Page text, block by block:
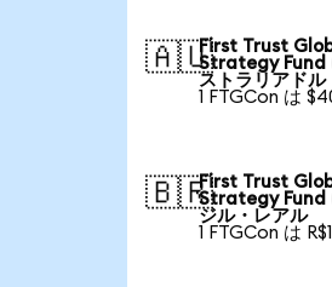
🇦🇺First Trust
Strategy Fund
ストラリアドル
1 FTGCon は
🇧🇷First Trust
Strategy Fund
ジル・レアル
1 FTGCon は